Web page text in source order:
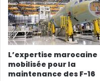
L’expertise marocaine
mobilisée pour la
maintenance des F-16